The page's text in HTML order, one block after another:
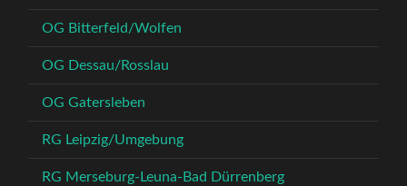
OG Bitterfeld/Wolfen
OG Dessau/Rosslau
OG Gatersleben
RG Leipzig/Umgebung
RG Merseburg-Leuna-Bad Dürrenberg